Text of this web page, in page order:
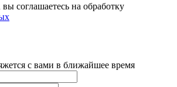
соглашаетесь на обработку
с вами в ближайшее время